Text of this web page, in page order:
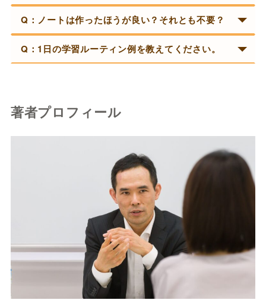
Q：ノートは作ったほうが良い？それとも不要？
Q：1日の学習ルーティン例を教えてください。
著者プロフィール